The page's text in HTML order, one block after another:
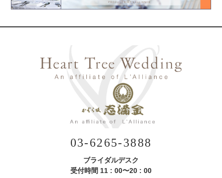
03-6265-3888
ブライダルデスク
受付時間 11 : 00〜20 : 00